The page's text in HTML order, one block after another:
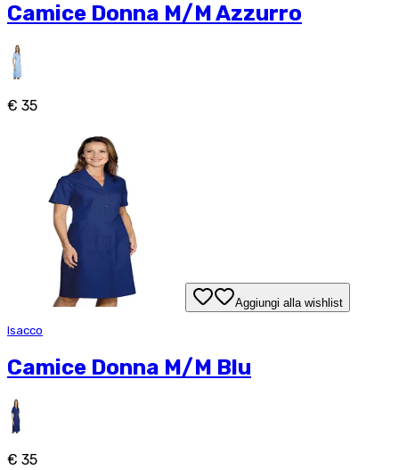
Camice Donna M/M Azzurro
€ 35
Aggiungi alla wishlist
Isacco
Camice Donna M/M Blu
€ 35